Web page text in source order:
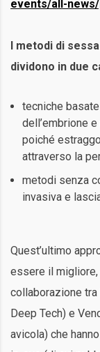
events/all-
I metodi di
dividono in due
tecniche
dell’embrione
poiché
attraverso la
metodi senza
invasiva e
Quest’ultimo
essere il
collaborazione
Deep Tech) e
avicola) che